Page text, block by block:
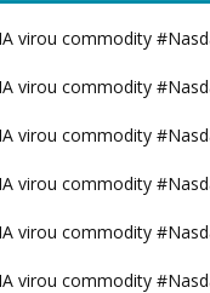
virou commodity
virou commodity
virou commodity
virou commodity
virou commodity
virou commodity